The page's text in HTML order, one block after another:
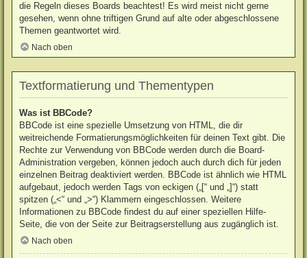
die Regeln dieses Boards beachtest! Es wird meist nicht gerne
gesehen, wenn ohne triftigen Grund auf alte oder abgeschlossene
Themen geantwortet wird.
Nach oben
Textformatierung und Thementypen
Was ist BBCode?
BBCode ist eine spezielle Umsetzung von HTML, die dir
weitreichende Formatierungsmöglichkeiten für deinen Text gibt. Die
Rechte zur Verwendung von BBCode werden durch die Board-
Administration vergeben, können jedoch auch durch dich für jeden
einzelnen Beitrag deaktiviert werden. BBCode ist ähnlich wie HTML
aufgebaut, jedoch werden Tags von eckigen („[“ und „]“) statt
spitzen („<“ und „>“) Klammern eingeschlossen. Weitere
Informationen zu BBCode findest du auf einer speziellen Hilfe-
Seite, die von der Seite zur Beitragserstellung aus zugänglich ist.
Nach oben